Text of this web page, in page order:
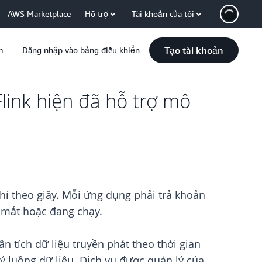
AWS Marketplace Hỗ trợ Tài khoản của tôi
Đăng nhập vào bảng điều khiển Tạo tài khoản
hiện đã hỗ trợ mô
theo giây. Mỗi ứng dụng phải trả khoản
hoặc đang chạy.
tích dữ liệu truyền phát theo thời gian